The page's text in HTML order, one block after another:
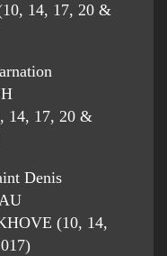
14, 17, 20 &
14, 17, 20 &
Denis
(10, 14,